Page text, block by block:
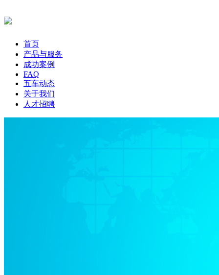
首页
产品与服务
成功案例
FAQ
五车动态
关于我们
人才招聘